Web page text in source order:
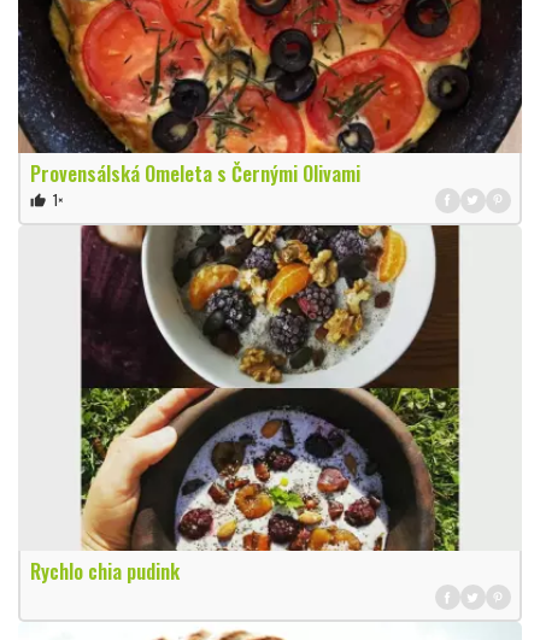
Provensálská Omeleta s Černými Olivami
thumb_up 1×
Rychlo chia pudink